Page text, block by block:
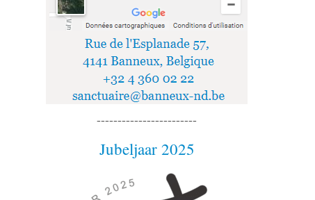
------------------------
Jubeljaar 2025